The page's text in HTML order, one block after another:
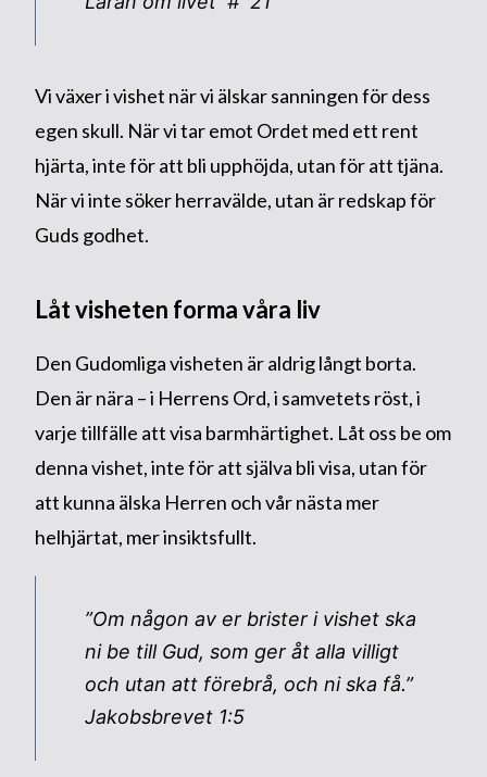
Vi växer i vishet när vi älskar sanningen för dess
egen skull. När vi tar emot Ordet med ett rent
hjärta, inte för att bli upphöjda, utan för att tjäna.
När vi inte söker herravälde, utan är redskap för
Guds godhet.
Låt visheten forma våra liv
Den Gudomliga visheten är aldrig långt borta.
Den är nära – i Herrens Ord, i samvetets röst, i
varje tillfälle att visa barmhärtighet. Låt oss be om
denna vishet, inte för att själva bli visa, utan för
att kunna älska Herren och vår nästa mer
helhjärtat, mer insiktsfullt.
”Om någon av er brister i vishet ska
ni be till Gud, som ger åt alla villigt
och utan att förebrå, och ni ska få.”
Jakobsbrevet 1:5